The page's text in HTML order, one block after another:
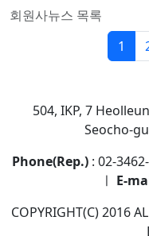
회원사뉴스 목록
1
504, IKP, 7
Seocho-
Phone(Rep.): 02-3462-
ㅣ E-
COPYRIGHT(C) 2016